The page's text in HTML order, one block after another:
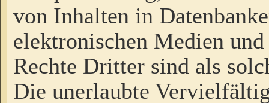
von Inhalten in
elektronischen Medien
Rechte Dritter sind als
Die unerlaubte